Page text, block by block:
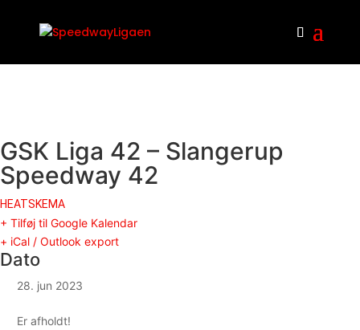
GSK Liga 42 – Slangerup
Speedway 42
HEATSKEMA
+ Tilføj til Google Kalendar
+ iCal / Outlook export
Dato
28. jun 2023
Er afholdt!